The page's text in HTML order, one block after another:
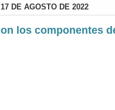
DE AGOSTO DE 2022
los componentes